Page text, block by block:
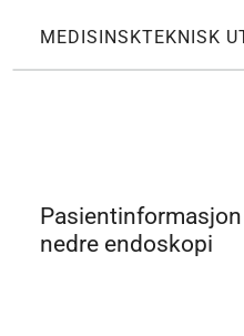
MEDISINSKTEKNISK
nedre endoskopi